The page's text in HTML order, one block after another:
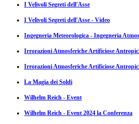
I Velivoli Segreti dell'Asse
I Velivoli Segreti dell'Asse - Video
Ingegneria Meteorologica - Ingegneria
Irrorazioni Atmosferiche Artificiose
Irrorazioni Atmosferiche Artificiose
La Magia dei Soldi
Wilhelm Reich - Event
Wilhelm Reich - Event 2024 la Conferenza